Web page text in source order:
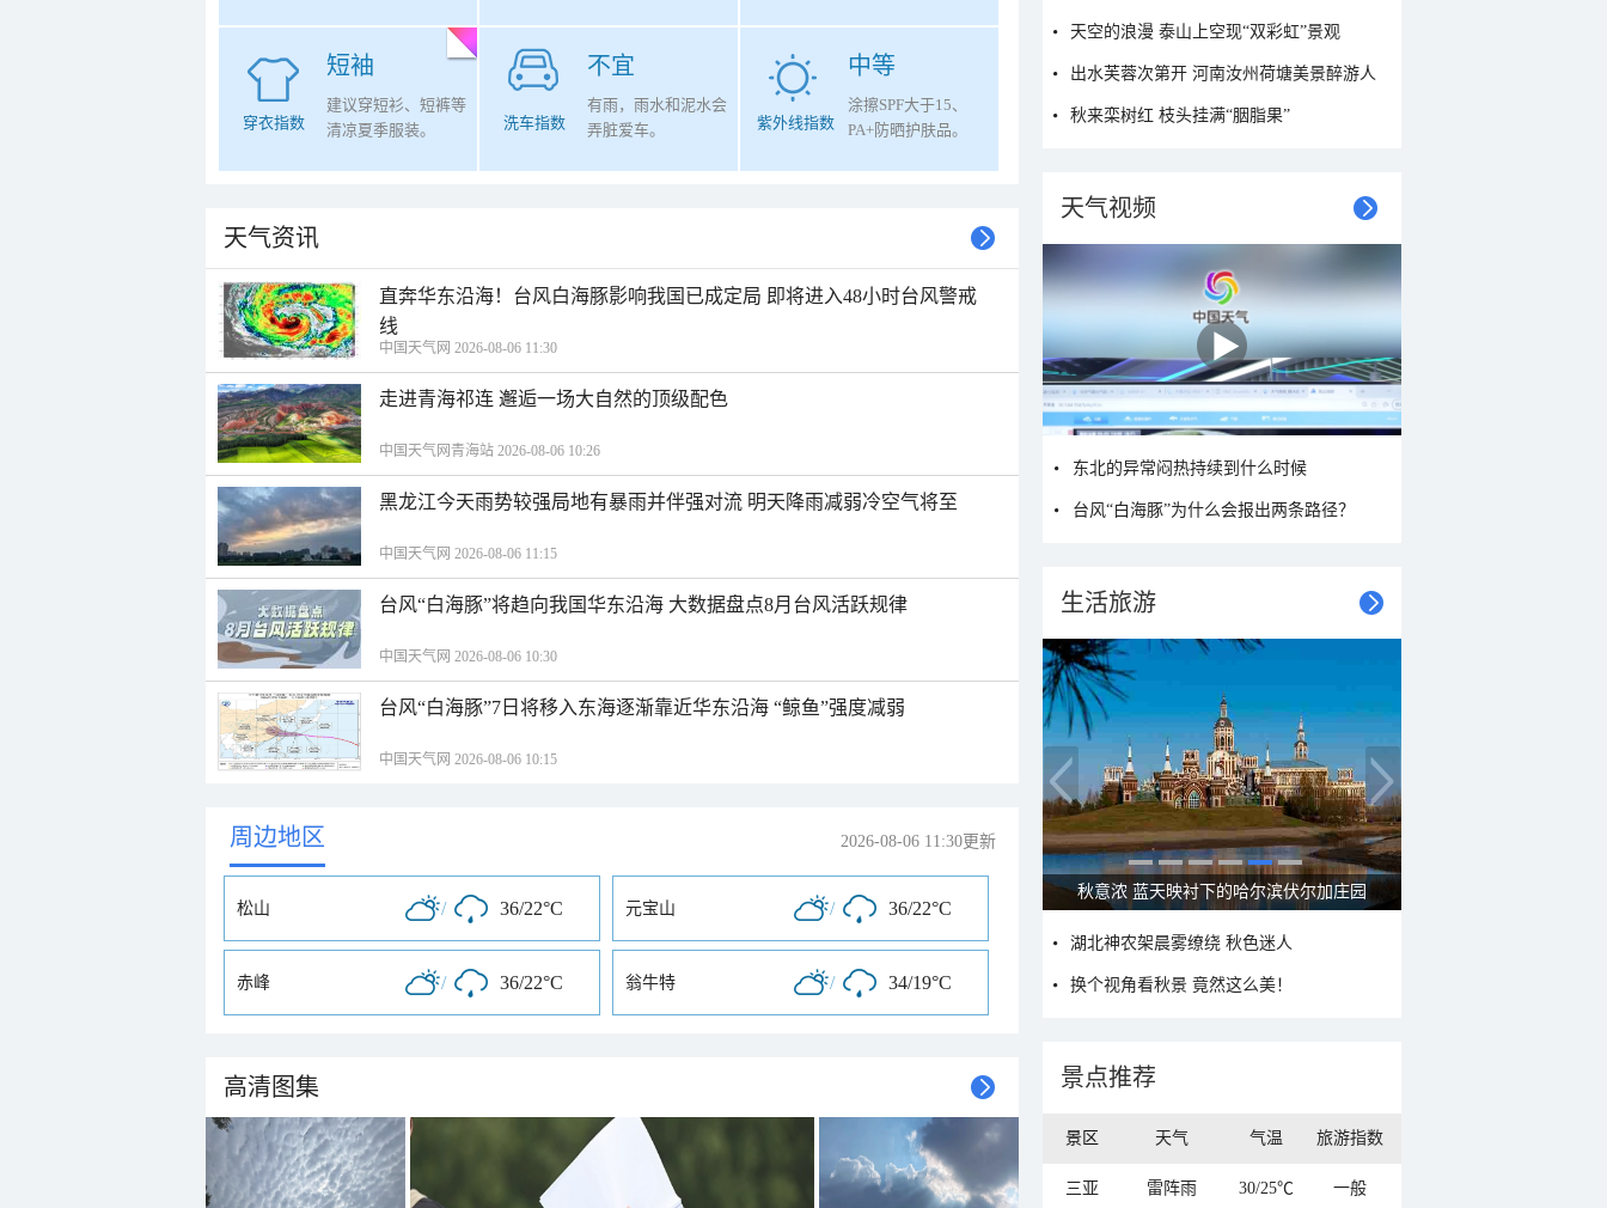
短袖
穿衣指数
建议穿短衫、短裤等
清凉夏季服装。
不宜
洗车指数
有雨，雨水和泥水会
弄脏爱车。
中等
紫外线指数
涂擦SPF大于15、
PA+防晒护肤品。
天气资讯
直奔华东沿海！台风白海豚影响我国已成定局 即将进入48小时台风警戒
线
中国天气网 2026-08-06 11:30
走进青海祁连 邂逅一场大自然的顶级配色
中国天气网青海站 2026-08-06 10:26
黑龙江今天雨势较强局地有暴雨并伴强对流 明天降雨减弱冷空气将至
中国天气网 2026-08-06 11:15
台风“白海豚”将趋向我国华东沿海 大数据盘点8月台风活跃规律
中国天气网 2026-08-06 10:30
台风“白海豚”7日将移入东海逐渐靠近华东沿海 “鲸鱼”强度减弱
中国天气网 2026-08-06 10:15
周边地区 2026-08-06 11:30更新
松山 / 36/22°C 元宝山 / 36/22°C
赤峰 / 36/22°C 翁牛特 / 34/19°C
高清图集
天空的浪漫 泰山上空现“双彩虹”景观
出水芙蓉次第开 河南汝州荷塘美景醉游人
秋来栾树红 枝头挂满“胭脂果”
天气视频
东北的异常闷热持续到什么时候
台风“白海豚”为什么会报出两条路径？
生活旅游
秋意浓 蓝天映衬下的哈尔滨伏尔加庄园
湖北神农架晨雾缭绕 秋色迷人
换个视角看秋景 竟然这么美！
景点推荐
景区 天气 气温 旅游指数
三亚 雷阵雨 30/25℃ 一般